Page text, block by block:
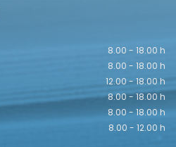
8.00 - 18.00 h
8.00 - 18.00 h
12.00 - 18.00 h
8.00 - 18.00 h
8.00 - 18.00 h
8.00 - 12.00 h